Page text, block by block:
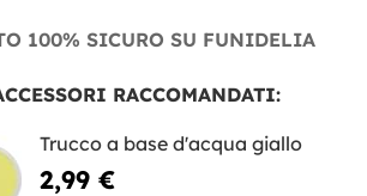
100% SICURO SU FUNIDELIA
RACCOMANDATI:
Trucco a base d'acqua giallo
2,99 €